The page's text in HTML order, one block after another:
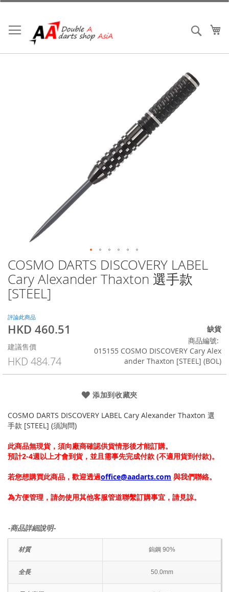
跳
內
容
搜索
COSMO DARTS DISCOVERY LABEL
Cary Alexander Thaxton 選手款
[STEEL]
評論此商品
特
價
格
HKD 460.51
建議售價
HKD 484.74
缺貨
商品編號
015155 COSMO DISCOVERY Cary Alex
ander Thaxton [STEEL] (BOL)
添加到收藏夾
COSMO DARTS DISCOVERY LABEL Cary Alexander Thaxton 選
手款 [STEEL] (須詢問)
此商品無現貨，須向廠商確認供貨情形後才能訂購。
預計2-4週以上才會到貨，並且需事先完成付款 (不適用貨到付款)。
若您想購買此商品，歡迎透過office@aadarts.com 與我們聯絡。
為方便管理，請勿使用其他客服管道聯繫訂購事宜，請見諒。
-商品詳細說明-
材質 鎢鋼 90%
全長 50.0mm
Skip
to
the
beginning
of
the
images
gallery